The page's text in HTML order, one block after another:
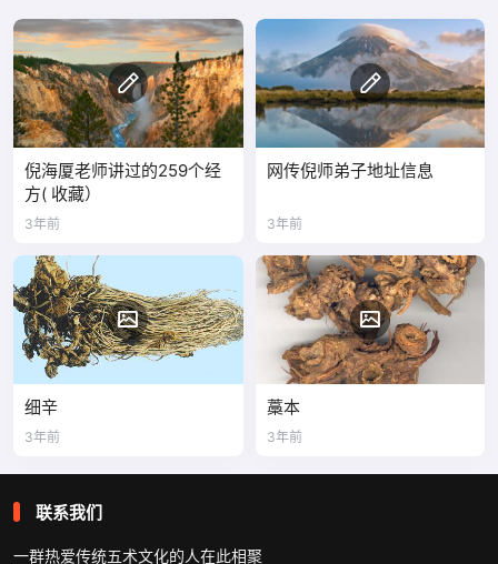
倪海厦老师讲过的259个经
方( 收藏）
3年前
网传倪师弟子地址信息
3年前
细辛
3年前
藁本
3年前
联系我们
一群热爱传统五术文化的人在此相聚